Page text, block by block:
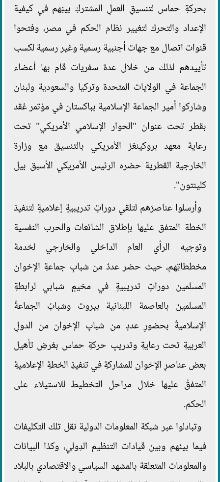
بحركةِ حماس لتنسيقِ العملِ المشتركِ بينِهم في كيفية
الإعداد والتحرك لتغيير نظام الحكم في مصر، وفتحوا
قنوات اتصال مع جهات أجنبية رسمية وغير رسمية لكسب
تأييدهم لذلك من خلال عدة سفريات قام بها أعضاء
الجماعة في الولايات المتحدة وتركيا والسعودية ولبنان
وشاركوا أمير الجماعة الإسلامية بباكستان في مؤتمر عُقد
بقطر تحت عنوان "الحوار الإسلامي الأمريكي" تحت
رعاية معهد بروكينغز الأمريكي بالتنسيق مع وزارة
الخارجية القطرية حضره الرئيس الأمريكي الأسبق بيل
كلينتون".
وأرسلوا عناصرَهم لتلقي دوراتٍ تدريبيةٍ إعلاميةٍ لتنفيذ
الخطة المتفق عليها بإطلاق الشائعات والحرب النفسية
وتوجيه الرأي العام الداخلي والخارجي لخدمة
مخططاتِهم، حيث حضر عددٌ من شبابِ جماعةِ الإخوان
المسلمين دوراتٍ تدريبيةٍ في مخيمٍ شبابي لرابطةِ
المسلمينَ بالعاصمة اللبنانية بيروت وشبابُ الجماعةُ
الإسلاميةُ بحضورِ عددٍ من شبابِ الإخوان من الدولِ
العربيةِ تحت رعايةِ وتدريبِ حركةِ حماس بغرضِ تأهيل
بعض عناصرِ الإخوان للمشاركةِ في تنفيذِ الخطةِ الإعلاميةِ
المتفقُ عليها خلال مراحل التخطيط للاستيلاء على
الحكم.
وتبادلوا عبر شبكة المعلومات الدولية نقل تلك التكليفات
فيما بينَهم وبين قيادات التنظيم الدِولي، وكذا البيانات
والمعلومات المتعلقة بالمشهد السياسي والاقتصادي بالبلاد